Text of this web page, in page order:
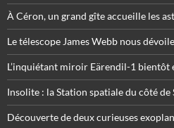
À Céron, un grand gîte accueille les
Le télescope James Webb nous
L’inquiétant miroir Eärendil-1 bientôt
Insolite : la Station spatiale du côté de
Découverte de deux curieuses